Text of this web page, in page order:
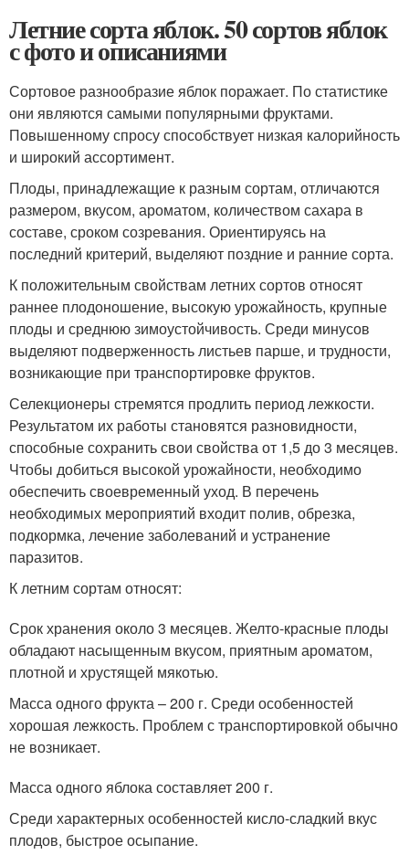
Летние сорта яблок. 50 сортов яблок
с фото и описаниями
Сортовое разнообразие яблок поражает. По статистике
они являются самыми популярными фруктами.
Повышенному спросу способствует низкая калорийность
и широкий ассортимент.
Плоды, принадлежащие к разным сортам, отличаются
размером, вкусом, ароматом, количеством сахара в
составе, сроком созревания. Ориентируясь на
последний критерий, выделяют поздние и ранние сорта.
К положительным свойствам летних сортов относят
раннее плодоношение, высокую урожайность, крупные
плоды и среднюю зимоустойчивость. Среди минусов
выделяют подверженность листьев парше, и трудности,
возникающие при транспортировке фруктов.
Селекционеры стремятся продлить период лежкости.
Результатом их работы становятся разновидности,
способные сохранить свои свойства от 1,5 до 3 месяцев.
Чтобы добиться высокой урожайности, необходимо
обеспечить своевременный уход. В перечень
необходимых мероприятий входит полив, обрезка,
подкормка, лечение заболеваний и устранение
паразитов.
К летним сортам относят:
Срок хранения около 3 месяцев. Желто-красные плоды
обладают насыщенным вкусом, приятным ароматом,
плотной и хрустящей мякотью.
Масса одного фрукта – 200 г. Среди особенностей
хорошая лежкость. Проблем с транспортировкой обычно
не возникает.
Масса одного яблока составляет 200 г.
Среди характерных особенностей кисло-сладкий вкус
плодов, быстрое осыпание.